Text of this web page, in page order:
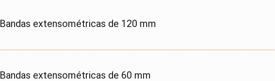
Bandas extensométricas de 120 mm
Bandas extensométricas de 60 mm